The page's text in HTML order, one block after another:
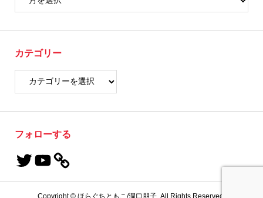
カテゴリー
フォローする
Copyright © ほらぐちともこ/洞口朋子. All Rights Reserved.